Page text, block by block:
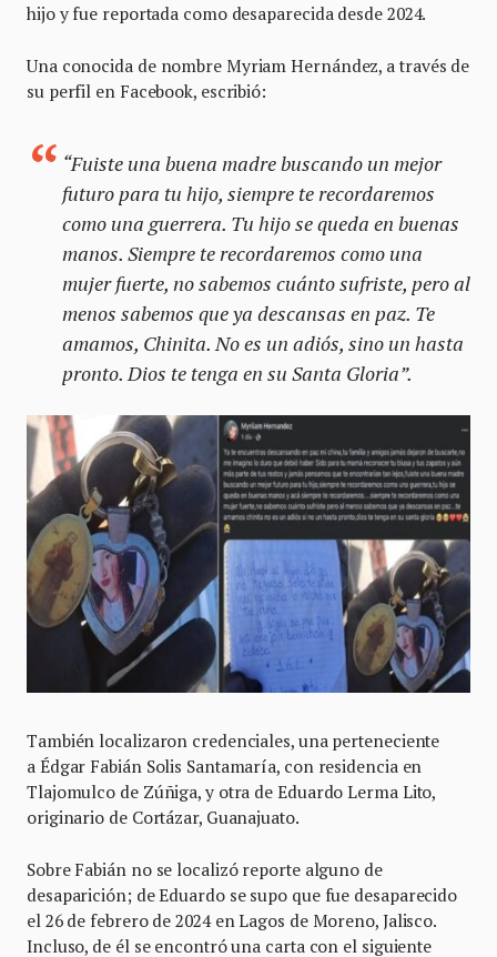
hijo y fue reportada como desaparecida desde 2024.
Una conocida de nombre Myriam Hernández, a través de
su perfil en Facebook, escribió:
“Fuiste una buena madre buscando un mejor
futuro para tu hijo, siempre te recordaremos
como una guerrera. Tu hijo se queda en buenas
manos. Siempre te recordaremos como una
mujer fuerte, no sabemos cuánto sufriste, pero al
menos sabemos que ya descansas en paz. Te
amamos, Chinita. No es un adiós, sino un hasta
pronto. Dios te tenga en su Santa Gloria”.
También localizaron credenciales, una perteneciente
a Édgar Fabián Solis Santamaría, con residencia en
Tlajomulco de Zúñiga, y otra de Eduardo Lerma Lito,
originario de Cortázar, Guanajuato.
Sobre Fabián no se localizó reporte alguno de
desaparición; de Eduardo se supo que fue desaparecido
el 26 de febrero de 2024 en Lagos de Moreno, Jalisco.
Incluso, de él se encontró una carta con el siguiente